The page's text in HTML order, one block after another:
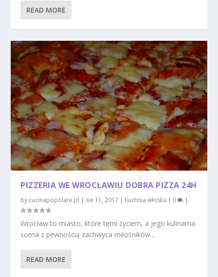
READ MORE
PIZZERIA WE WROCŁAWIU DOBRA PIZZA 24H
by cucinapopolare.pl | sie 11, 2017 | Kuchnia włoska | 0 |
Wrocław to miasto, które tętni życiem, a jego kulinarna
scena z pewnością zachwyca miłośników...
READ MORE